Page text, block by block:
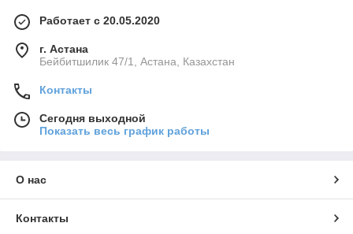
Работает с 20.05.2020
г. Астана
Бейбитшилик 47/1, Астана, Казахстан
Контакты
Сегодня выходной
Показать весь график работы
О нас
Контакты